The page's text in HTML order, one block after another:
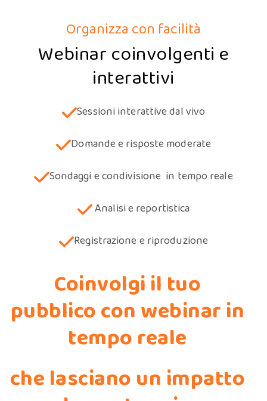
Organizza con facilità
Webinar coinvolgenti e
interattivi
Sessioni interattive dal vivo
Domande e risposte moderate
Sondaggi e condivisione in tempo reale
Analisi e reportistica
Registrazione e riproduzione
Coinvolgi il tuo
pubblico conwebinar in
tempo reale
che lasciano un impatto